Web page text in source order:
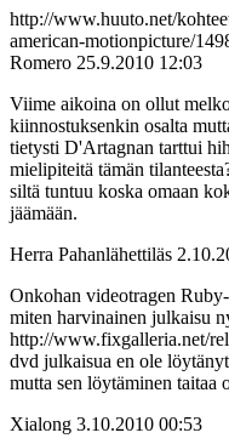
http://www.huuto.net/
american-motionpicture/
Romero 25.9.2010 12:03
Viime aikoina on ollut
kiinnostuksenkin osalta
tietysti D'Artagnan tarttui
mielipiteitä tämän
siltä tuntuu koska omaan
jäämään.
Herra Pahanlähettiläs
Onkohan videotragen
miten harvinainen julkaisu
http://www.fixgalleria.net/
dvd julkaisua en ole
mutta sen löytäminen taitaa
Xialong 3.10.2010 00:53